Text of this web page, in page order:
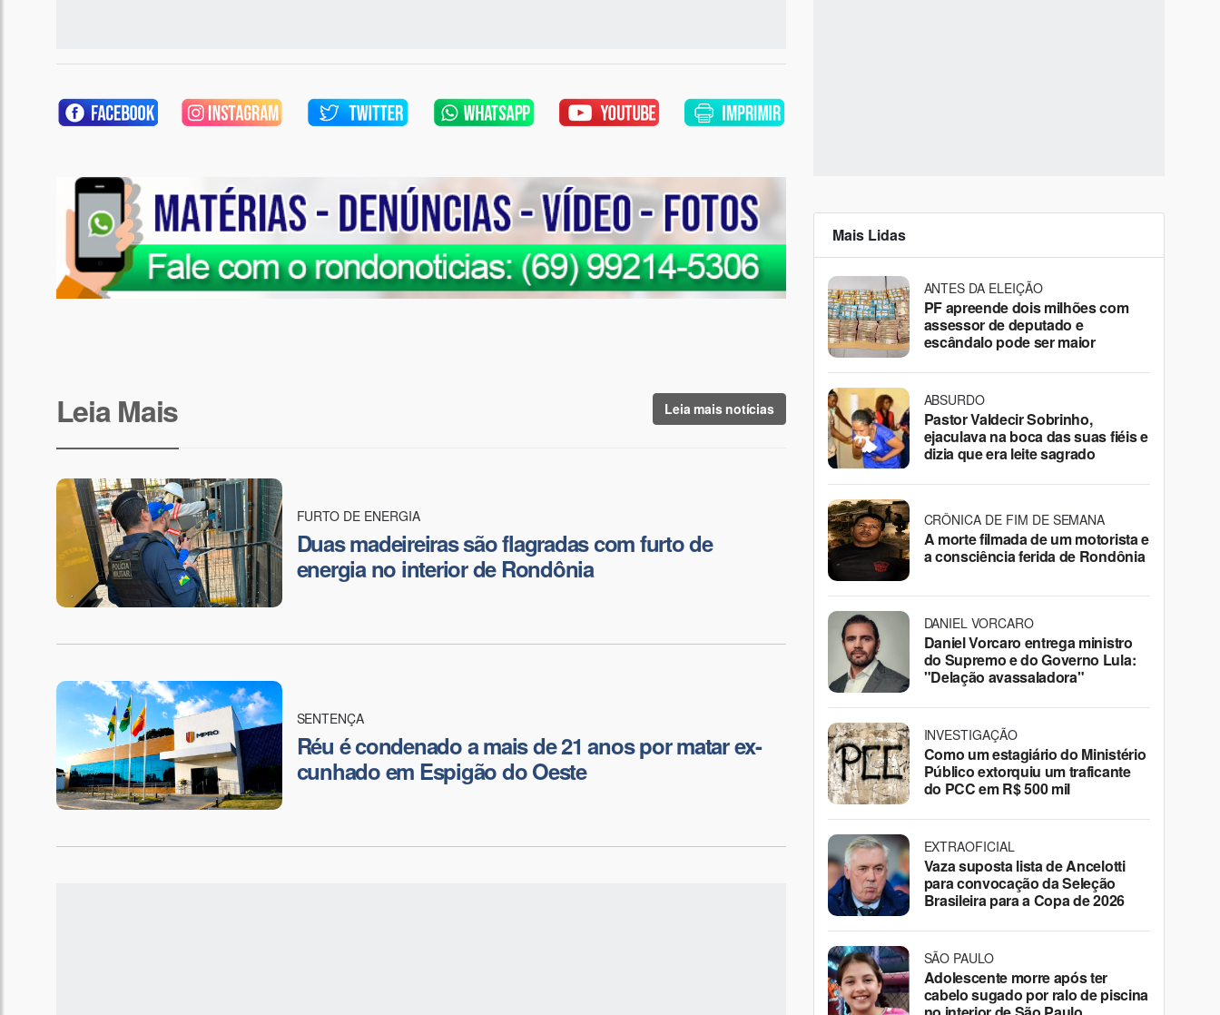
Leia Mais Leia mais notícias
FURTO DE ENERGIA
Duas madeireiras são flagradas com furto de
energia no interior de Rondônia
SENTENÇA
Réu é condenado a mais de 21 anos por matar ex-
cunhado em Espigão do Oeste
Mais Lidas
ANTES DA ELEIÇÃO
PF apreende dois milhões com
assessor de deputado e
escândalo pode ser maior
ABSURDO
Pastor Valdecir Sobrinho,
ejaculava na boca das suas fiéis e
dizia que era leite sagrado
CRÔNICA DE FIM DE SEMANA
A morte filmada de um motorista e
a consciência ferida de Rondônia
DANIEL VORCARO
Daniel Vorcaro entrega ministro
do Supremo e do Governo Lula:
"Delação avassaladora"
INVESTIGAÇÃO
Como um estagiário do Ministério
Público extorquiu um traficante
do PCC em R$ 500 mil
EXTRAOFICIAL
Vaza suposta lista de Ancelotti
para convocação da Seleção
Brasileira para a Copa de 2026
SÃO PAULO
Adolescente morre após ter
cabelo sugado por ralo de piscina